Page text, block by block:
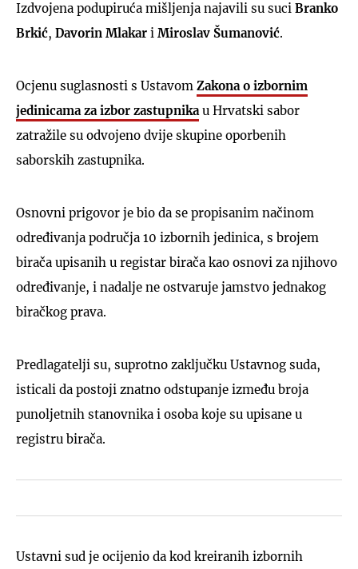
Izdvojena podupiruća mišljenja najavili su suci Branko
Brkić, Davorin Mlakar i Miroslav Šumanović.
Ocjenu suglasnosti s Ustavom Zakona o izbornim
jedinicama za izbor zastupnikau Hrvatski sabor
zatražile su odvojeno dvije skupine oporbenih
saborskih zastupnika.
Osnovni prigovor je bio da se propisanim načinom
određivanja područja 10 izbornih jedinica, s brojem
birača upisanih u registar birača kao osnovi za njihovo
određivanje, i nadalje ne ostvaruje jamstvo jednakog
biračkog prava.
Predlagatelji su, suprotno zaključku Ustavnog suda,
isticali da postoji znatno odstupanje između broja
punoljetnih stanovnika i osoba koje su upisane u
registru birača.
Ustavni sud je ocijenio da kod kreiranih izbornih